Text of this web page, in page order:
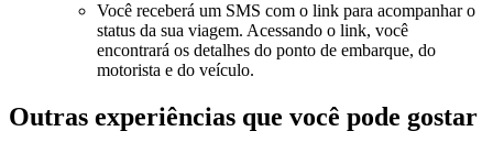
Você receberá um SMS com o link para acompanhar o
status da sua viagem. Acessando o link, você
encontrará os detalhes do ponto de embarque, do
motorista e do veículo.
Outras experiências que você pode gostar